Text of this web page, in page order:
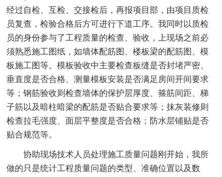
经过自检、互检、交接检后，再报项目部，由项目质检
员复查，检验合格后方可进行下道工序。我同时以质检
员的身份参与了工程质量的检查、验收，上现场之前必
须熟悉施工图纸，如墙体配筋图、楼板梁的配筋图、模
板施工图等。模板验收中主要检查板缝是否封堵严密、
垂直度是否合格、测量模板安装是否满足房间开间要求
等；钢筋验收则检查墙体的保护层厚度、箍筋间距、梯
子筋以及暗柱暗梁的配筋是否贴合要求等；抹灰装修则
检查拉毛强度、面层平整度是否合格；防水层铺贴是否
贴合规范等。
协助现场技术人员处理施工质量问题刚开始，我所
做的只是统计工程质量问题的类型、准确位置以及数